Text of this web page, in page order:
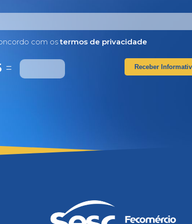
com ostermos de privacidade
= Receber